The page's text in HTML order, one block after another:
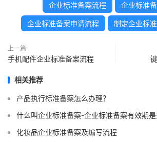
企业标准备案流程 企业标准
企业标准备案申请流程 制定企业标准
上一篇
手机配件企业标准备案流程
相关推荐
产品执行标准备案怎么办理？
什么叫企业标准备案-企业标准备案有效期是
化妆品企业标准备案及编写流程